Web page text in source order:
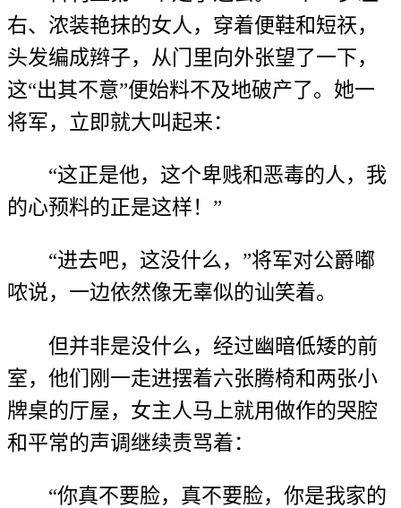
右、浓装艳抹的女人，穿着便鞋和短祆，
头发编成辫子，从门里向外张望了一下，
这“出其不意”便始料不及地破产了。她一
将军，立即就大叫起来：
“这正是他，这个卑贱和恶毒的人，我
的心预料的正是这样！”
“进去吧，这没什么，”将军对公爵嘟
哝说，一边依然像无辜似的讪笑着。
但并非是没什么，经过幽暗低矮的前
室，他们刚一走进摆着六张腾椅和两张小
牌桌的厅屋，女主人马上就用做作的哭腔
和平常的声调继续责骂着：
“你真不要脸，真不要脸，你是我家的